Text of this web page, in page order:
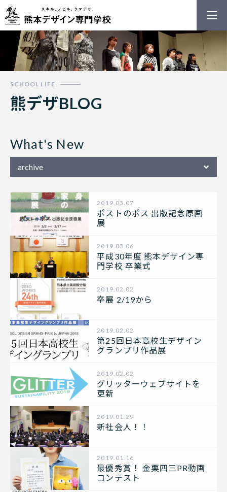
熊本デザイン
熊デザBLOG
What's New
2019.03.07
ポストのポス 出版記念原画
展
2019.03.06
平成30年度 熊本デザイン専
門学校 卒業式
2019.02.02
卒展 2/19から
2019.02.02
第25回日本高校生デザイン
グランプリ作品展
2019.02.02
グリッターウェブサイトを
更新
2019.01.29
新社会人！！
2019.01.16
最優秀賞！ 金栗四三PR動画
コンテスト